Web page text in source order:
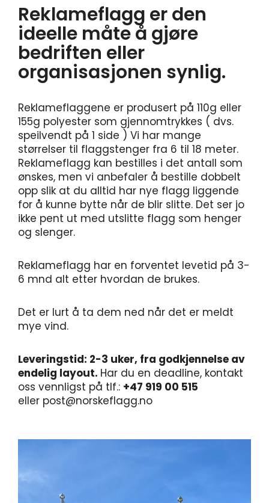
Reklameflagg er den
ideelle måte å gjøre
bedriften eller
organisasjonen synlig.
Reklameflaggene er produsert på 110g eller
155g polyester som gjennomtrykkes ( dvs.
speilvendt på 1 side ) Vi har mange
størrelser til flaggstenger fra 6 til 18 meter.
Reklameflagg kan bestilles i det antall som
ønskes, men vi anbefaler å bestille dobbelt
opp slik at du alltid har nye flagg liggende
for å kunne bytte når de blir slitte. Det ser jo
ikke pent ut med utslitte flagg som henger
og slenger.
Reklameflagg har en forventet levetid på 3-
6 mnd alt etter hvordan de brukes.
Det er lurt å ta dem ned når det er meldt
mye vind.
Leveringstid: 2-3 uker, fra godkjennelse av
endelig layout. Har du en deadline, kontakt
oss vennligst på tlf.: +47 919 00 515
eller post@norskeflagg.no